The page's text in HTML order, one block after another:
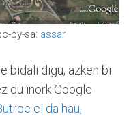
by-sa: assar
bidali digu, azken bi
du inork Google
ei da hau,